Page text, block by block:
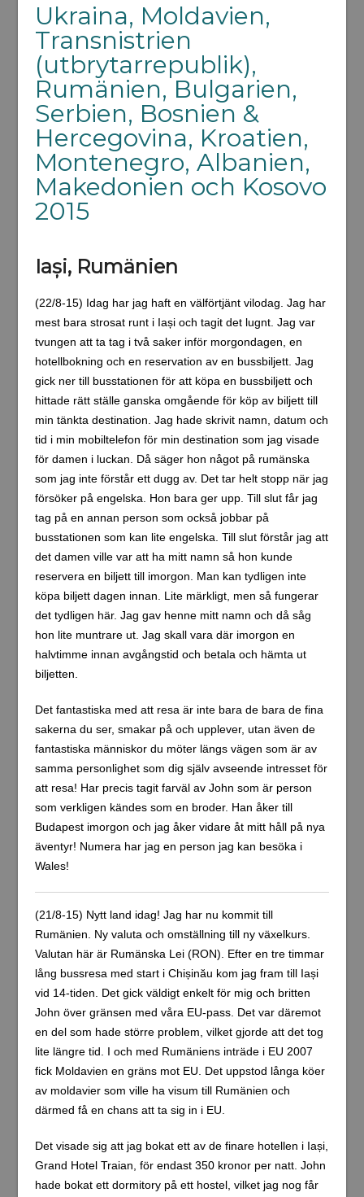
Ukraina, Moldavien,
Transnistrien
(utbrytarrepublik),
Rumänien, Bulgarien,
Serbien, Bosnien &
Hercegovina, Kroatien,
Montenegro, Albanien,
Makedonien och Kosovo
2015
Iași, Rumänien
(22/8-15) Idag har jag haft en välförtjänt vilodag. Jag har
mest bara strosat runt i Iași och tagit det lugnt. Jag var
tvungen att ta tag i två saker inför morgondagen, en
hotellbokning och en reservation av en bussbiljett. Jag
gick ner till busstationen för att köpa en bussbiljett och
hittade rätt ställe ganska omgående för köp av biljett till
min tänkta destination. Jag hade skrivit namn, datum och
tid i min mobiltelefon för min destination som jag visade
för damen i luckan. Då säger hon något på rumänska
som jag inte förstår ett dugg av. Det tar helt stopp när jag
försöker på engelska. Hon bara ger upp. Till slut får jag
tag på en annan person som också jobbar på
busstationen som kan lite engelska. Till slut förstår jag att
det damen ville var att ha mitt namn så hon kunde
reservera en biljett till imorgon. Man kan tydligen inte
köpa biljett dagen innan. Lite märkligt, men så fungerar
det tydligen här. Jag gav henne mitt namn och då såg
hon lite muntrare ut. Jag skall vara där imorgon en
halvtimme innan avgångstid och betala och hämta ut
biljetten.
Det fantastiska med att resa är inte bara de bara de fina
sakerna du ser, smakar på och upplever, utan även de
fantastiska människor du möter längs vägen som är av
samma personlighet som dig själv avseende intresset för
att resa! Har precis tagit farväl av John som är person
som verkligen kändes som en broder. Han åker till
Budapest imorgon och jag åker vidare åt mitt håll på nya
äventyr! Numera har jag en person jag kan besöka i
Wales!
(21/8-15) Nytt land idag! Jag har nu kommit till
Rumänien. Ny valuta och omställning till ny växelkurs.
Valutan här är Rumänska Lei (RON). Efter en tre timmar
lång bussresa med start i Chișinău kom jag fram till Iași
vid 14-tiden. Det gick väldigt enkelt för mig och britten
John över gränsen med våra EU-pass. Det var däremot
en del som hade större problem, vilket gjorde att det tog
lite längre tid. I och med Rumäniens inträde i EU 2007
fick Moldavien en gräns mot EU. Det uppstod långa köer
av moldavier som ville ha visum till Rumänien och
därmed få en chans att ta sig in i EU.
Det visade sig att jag bokat ett av de finare hotellen i Iași,
Grand Hotel Traian, för endast 350 kronor per natt. John
hade bokat ett dormitory på ett hostel, vilket jag nog får